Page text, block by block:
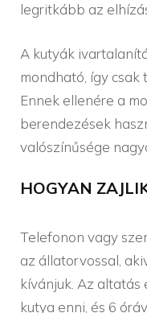
legritkább az
A kutyák
mondható, így csak
Ennek ellenére a
berendezések
valószínűsége
HOGYAN
Telefonon vagy
az állatorvossal,
kívánjuk. Az
kutya enni, és 6